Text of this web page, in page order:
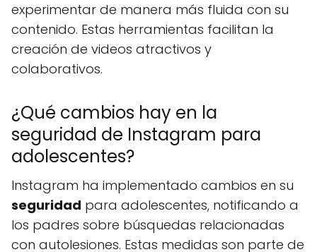
experimentar de manera más fluida con su
contenido. Estas herramientas facilitan la
creación de videos atractivos y
colaborativos.
¿Qué cambios hay en la
seguridad de Instagram para
adolescentes?
Instagram ha implementado cambios en su
seguridad para adolescentes, notificando a
los padres sobre búsquedas relacionadas
con autolesiones. Estas medidas son parte de